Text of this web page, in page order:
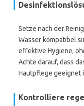
Setze nach der
Wasser kompatibel
effektive Hygiene,
Achte darauf, dass
Hautpflege geeignet
Kontrolliere